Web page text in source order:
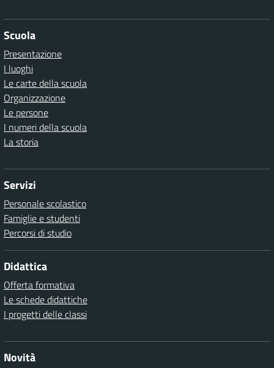
Scuola
Presentazione
I luoghi
Le carte della scuola
Organizzazione
Le persone
I numeri della scuola
La storia
Servizi
Personale scolastico
Famiglie e studenti
Percorsi di studio
Didattica
Offerta formativa
Le schede didattiche
I progetti delle classi
Novità